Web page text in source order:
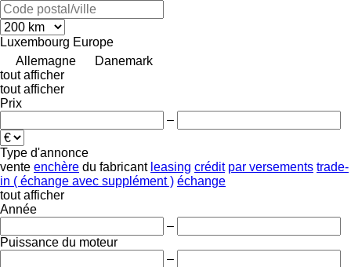
Luxembourg Europe
Allemagne
Danemark
tout afficher
tout afficher
Prix
–
Type d'annonce
vente enchère du fabricant leasing crédit par versements trade-
in ( échange avec supplément ) échange
tout afficher
Année
–
Puissance du moteur
–